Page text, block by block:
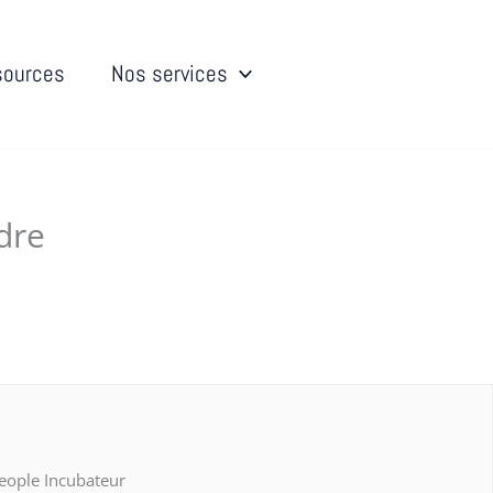
Nos services
Incubateur